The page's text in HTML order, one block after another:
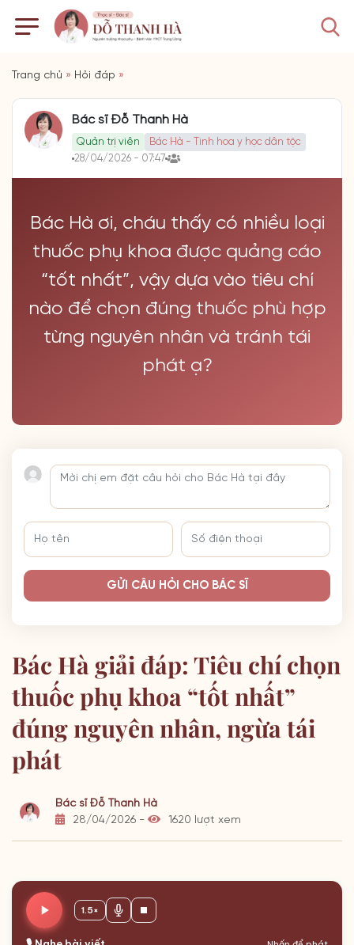
Trang chủ » Hỏi đáp »
Bác sĩ Đỗ Thanh Hà
Quản trị viên
Bác Hà - Tinh hoa y học dân tộc
28/04/2026 - 07:47
Bác Hà ơi, cháu thấy có nhiều loại
thuốc phụ khoa được quảng cáo
“tốt nhất”, vậy dựa vào tiêu chí
nào để chọn đúng thuốc phù hợp
từng nguyên nhân và tránh tái
phát ạ?
GỬI CÂU HỎI CHO BÁC SĨ
Bác Hà giải đáp: Tiêu chí chọn
thuốc phụ khoa “tốt nhất”
đúng nguyên nhân, ngừa tái
phát
Bác sĩ Đỗ Thanh Hà
28/04/2026 -
1620 lượt xem
1.5×